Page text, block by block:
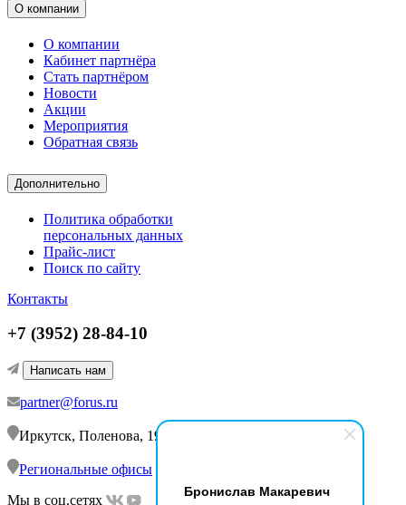
Бронислав Макаревич
О компании
О компании
Кабинет партнёра
Стать партнёром
Новости
Акции
Мероприятия
Обратная связь
Дополнительно
Политика обработки
персональных данных
Прайс-лист
Поиск по сайту
Контакты
+7 (3952) 28-84-10
Написать нам
partner@forus.ru
Иркутск, Поленова, 19/2
Региональные офисы
Мы в соц.сетях